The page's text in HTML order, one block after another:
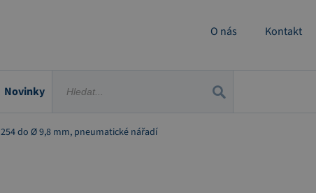
O nás Kontakt
Novinky
254 do Ø 9,8 mm, pneumatické nářadí